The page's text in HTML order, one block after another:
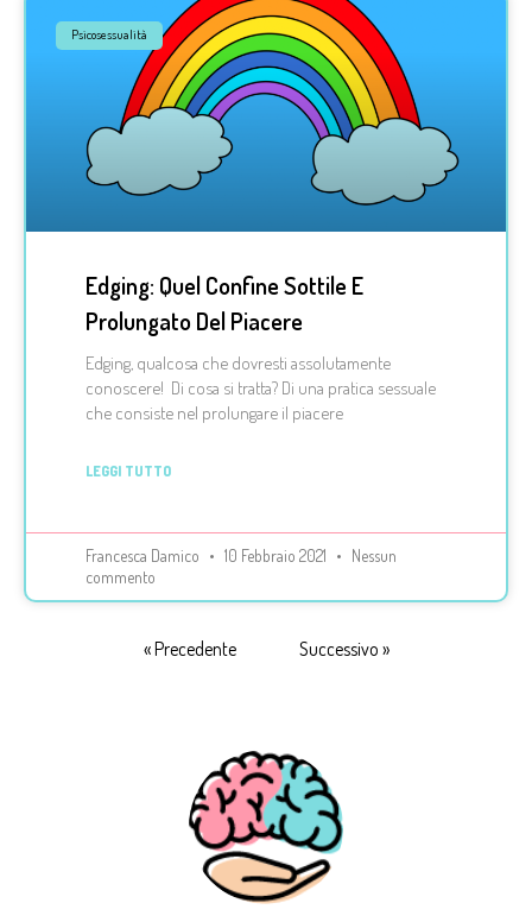
Psicosessualità
Edging: Quel Confine Sottile E
Prolungato Del Piacere
Edging, qualcosa che dovresti assolutamente
conoscere! Di cosa si tratta? Di una pratica sessuale
che consiste nel prolungare il piacere
LEGGI TUTTO
Francesca Damico 10 Febbraio 2021
Nessun
commento
« Precedente Successivo »